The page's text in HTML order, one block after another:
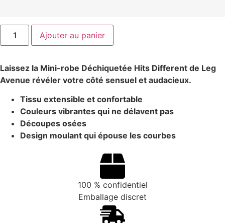
Ajouter au panier
Laissez la Mini-robe Déchiquetée Hits Different de Leg
Avenue révéler votre côté sensuel et audacieux.
Tissu extensible et confortable
Couleurs vibrantes qui ne délavent pas
Découpes osées
Design moulant qui épouse les courbes
100 % confidentiel
Emballage discret